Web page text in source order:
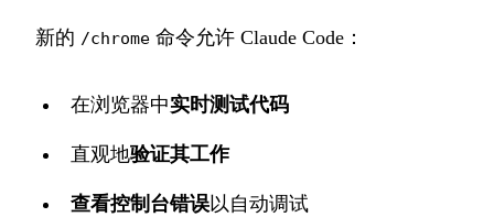
新的 /chrome 命令允许 Claude Code：
在浏览器中实时测试代码
直观地验证其工作
查看控制台错误以自动调试